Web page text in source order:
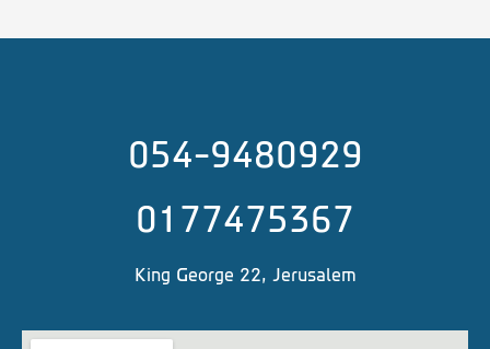
054-9480929
0177475367
King George 22, Jerusalem